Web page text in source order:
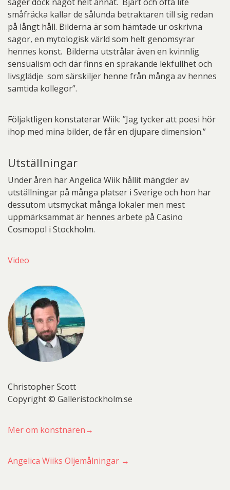
säger dock något helt annat. Bjärt och ofta lite
småfräcka kallar de sålunda betraktaren till sig redan
på långt håll. Bilderna är som hämtade ur oskrivna
sagor, en mytologisk värld som helt genomsyrar
hennes konst. Bilderna utstrålar även en kvinnlig
sensualism och där finns en sprakande lekfullhet och
livsglädje som särskiljer henne från många av hennes
samtida kollegor”.
Följaktligen konstaterar Wiik: ”Jag tycker att poesi hör
ihop med mina bilder, de får en djupare dimension.”
Utställningar
Under åren har Angelica Wiik hållit mängder av
utställningar på många platser i Sverige och hon har
dessutom utsmyckat många lokaler men mest
uppmärksammat är hennes arbete på Casino
Cosmopol i Stockholm.
Video
Christopher Scott
Copyright © Galleristockholm.se
Mer om konstnären→
Angelica Wiiks Oljemålningar →